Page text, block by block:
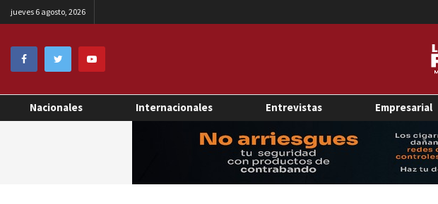
jueves 6 agosto, 2026
Nacionales Internacionales Entrevistas Empresarial